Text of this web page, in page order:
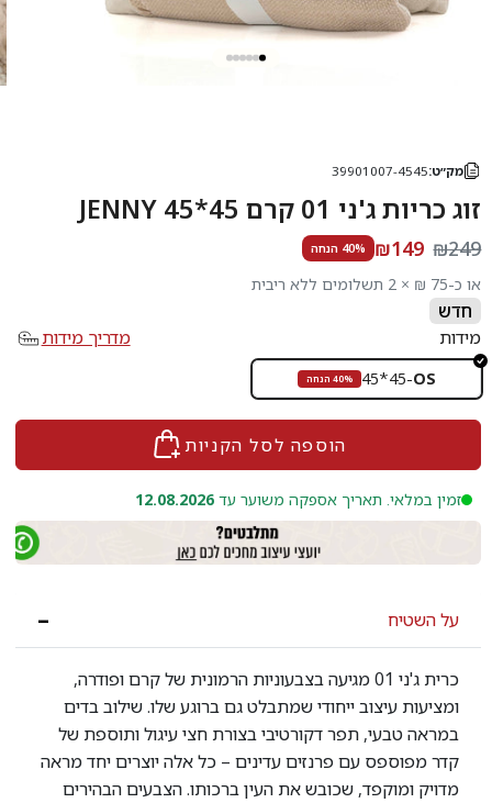
מק״ט:39901007-4545
זוג כריות ג'ני 01 קרם 45*45 JENNY
₪249
₪149 40% הנחה
או כ-75 ₪ × 2 תשלומים ללא ריבית
חדש
מידות
מדריך מידות
OS
-
45*45 40% הנחה
הוספה לסל הקניות
זמין במלאי. תאריך אספקה משוער עד 12.08.2026
על השטיח
כרית ג'ני 01 מגיעה בצבעוניות הרמונית של קרם ופודרה,
ומציעות עיצוב ייחודי שמתבלט גם ברוגע שלו. שילוב בדים
במראה טבעי, תפר דקורטיבי בצורת חצי עיגול ותוספת של
קדר מפוספס עם פרנזים עדינים – כל אלה יוצרים יחד מראה
מדויק ומוקפד, שכובש את העין ברכותו. הצבעים הבהירים